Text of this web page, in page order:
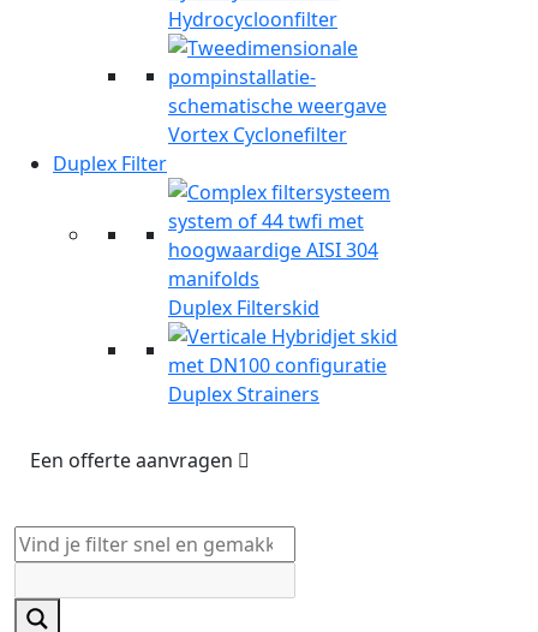
Hydrocycloonfilter
Vortex Cyclonefilter
Duplex Filter
Duplex Filterskid
Duplex Strainers
Een offerte aanvragen